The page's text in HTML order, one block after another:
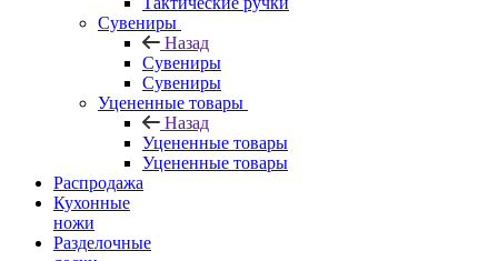
Сувениры
Назад
Сувениры
Сувениры
Уцененные товары
Назад
Уцененные товары
Уцененные товары
Распродажа
Кухонные
ножи
Разделочные